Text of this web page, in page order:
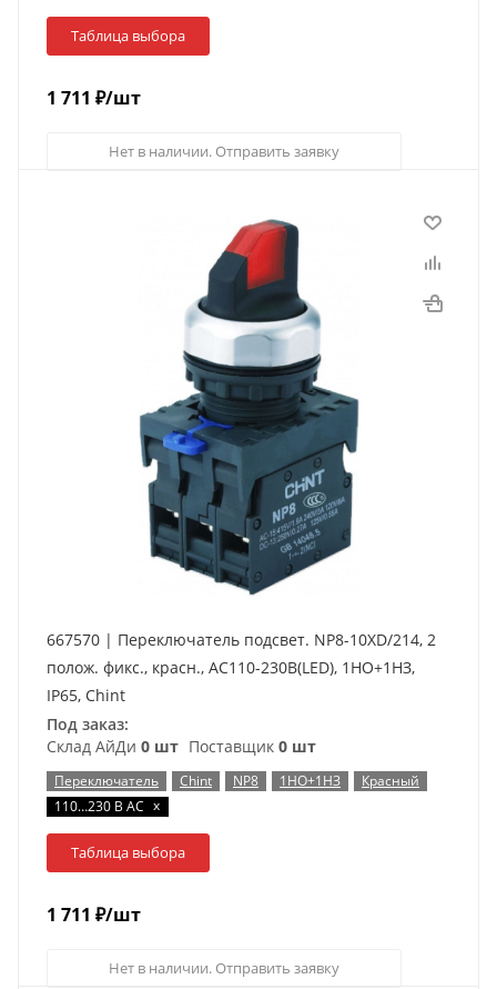
Таблица выбора
1 711 ₽/шт
Нет в наличии. Отправить заявку
667570 | Переключатель подсвет. NP8-10XD/214, 2
полож. фикс., красн., AC110-230В(LED), 1НО+1НЗ,
IP65, Chint
Под заказ:
Склад АйДи 0 шт Поставщик 0 шт
Переключатель Chint NP8 1НО+1НЗ
Красный
110…230 В AC x
Таблица выбора
1 711 ₽/шт
Нет в наличии. Отправить заявку